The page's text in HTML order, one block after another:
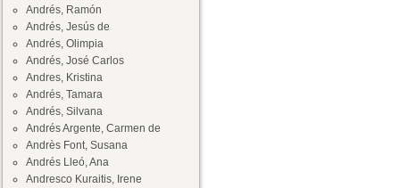
Andrés, Ramón
Andrés, Jesús de
Andrés, Olimpia
Andrés, José Carlos
Andres, Kristina
Andrés, Tamara
Andrés, Silvana
Andrés Argente, Carmen de
Andrès Font, Susana
Andrés Lleó, Ana
Andresco Kuraitis, Irene